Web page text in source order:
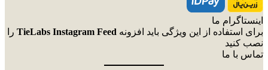
اینستاگرام ما
برای استفاده از این ویژگی باید افزونه TieLabs Instagram Feed را
نصب کنید
تماس با ما